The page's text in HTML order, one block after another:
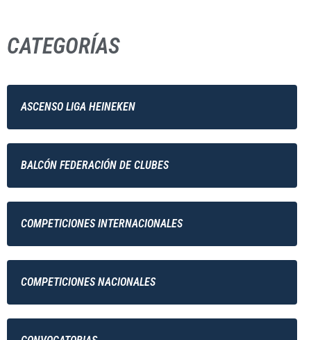
CATEGORÍAS
ASCENSO LIGA HEINEKEN
BALCÓN FEDERACIÓN DE CLUBES
COMPETICIONES INTERNACIONALES
COMPETICIONES NACIONALES